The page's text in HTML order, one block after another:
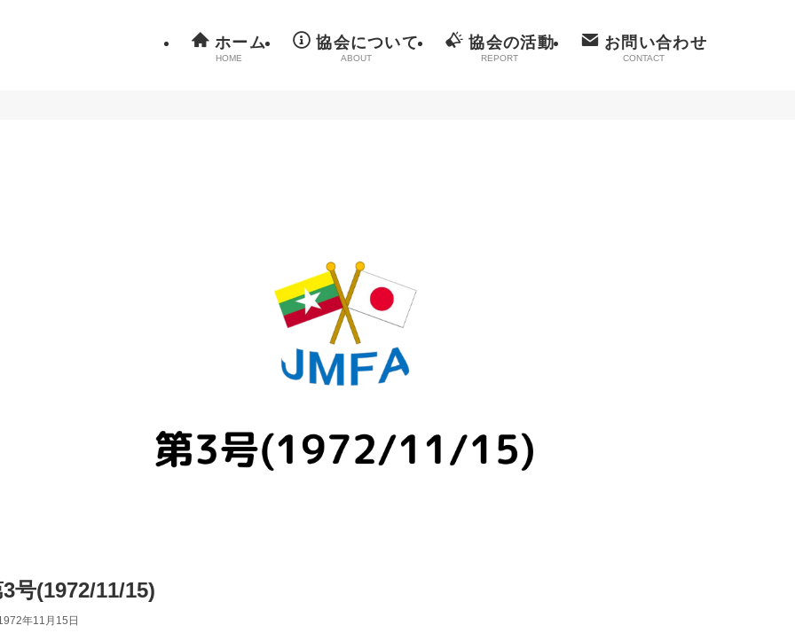
ホーム
HOME
協会について
ABOUT
協会の活動
REPORT
お問い合わせ
CONTACT
号(1972/11/15)
年11月15日